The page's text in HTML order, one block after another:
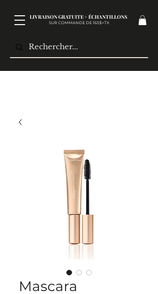
LIVRAISON GRATUITE + ÉCHANTILLONS
SUR COMMANDE DE 165$+TX​
Mascara